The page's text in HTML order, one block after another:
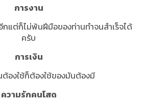
การงาน
แต่ก็ไม่พ้นฝีมือของท่านทำจนสำเร็จได้
ครับ
การเงิน
ต้องใช้ก็ต้องใช้ของมันต้องมี
ความรักคนโสด